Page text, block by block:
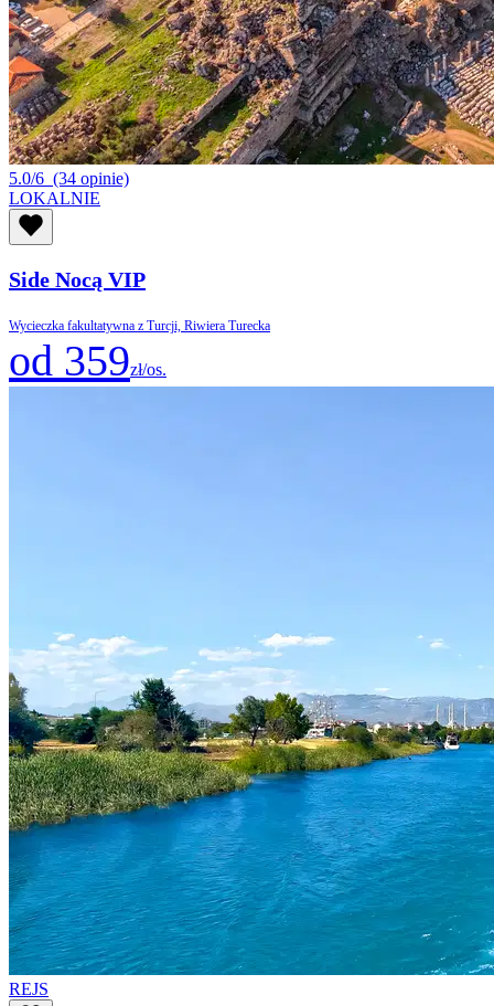
5.0/6 (34 opinie)
LOKALNIE
Side Nocą VIP
Wycieczka fakultatywna z Turcji, Riwiera Turecka
od 359zł/os.
REJS